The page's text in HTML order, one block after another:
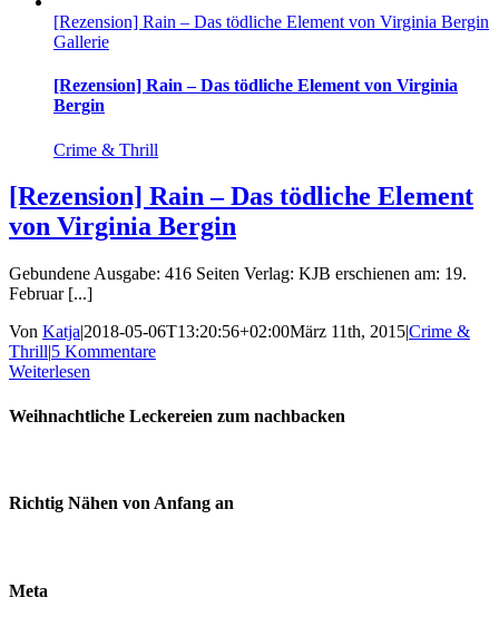
[Rezension] Rain – Das tödliche Element von Virginia Bergin
Gallerie
[Rezension] Rain – Das tödliche Element von Virginia
Bergin
Crime & Thrill
[Rezension] Rain – Das tödliche Element
von Virginia Bergin
Gebundene Ausgabe: 416 Seiten Verlag: KJB erschienen am: 19.
Februar [...]
Von Katja|2018-05-06T13:20:56+02:00März 11th, 2015|Crime &
Thrill|5 Kommentare
Weiterlesen
Weihnachtliche Leckereien zum nachbacken
Richtig Nähen von Anfang an
Meta